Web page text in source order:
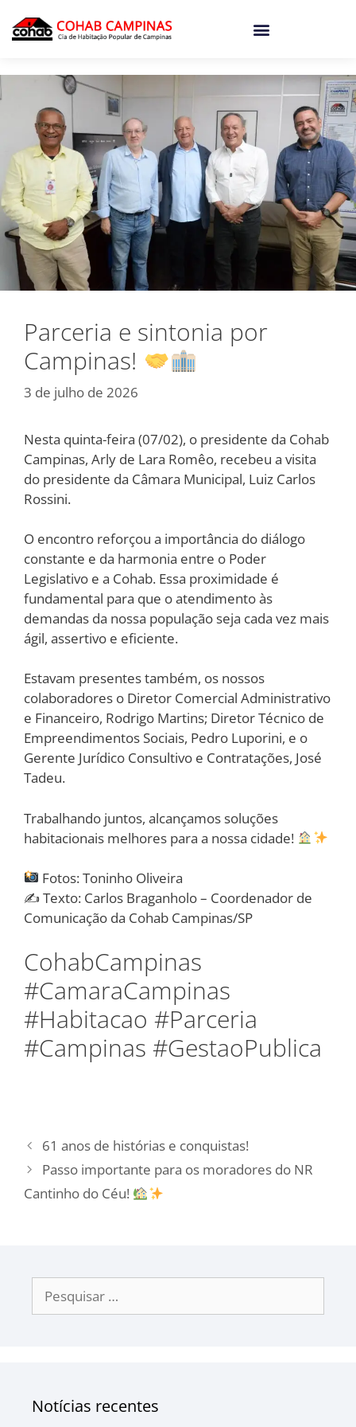
conteúdo
Parceria e sintonia por
Campinas!
3 de julho de 2026
Nesta quinta-feira (07/02), o presidente da Cohab
Campinas, Arly de Lara Romêo, recebeu a visita
do presidente da Câmara Municipal, Luiz Carlos
Rossini.
O encontro reforçou a importância do diálogo
constante e da harmonia entre o Poder
Legislativo e a Cohab. Essa proximidade é
fundamental para que o atendimento às
demandas da nossa população seja cada vez mais
ágil, assertivo e eficiente.
Estavam presentes também, os nossos
colaboradores o Diretor Comercial Administrativo
e Financeiro, Rodrigo Martins; Diretor Técnico de
Empreendimentos Sociais, Pedro Luporini, e o
Gerente Jurídico Consultivo e Contratações, José
Tadeu.
Trabalhando juntos, alcançamos soluções
habitacionais melhores para a nossa cidade!
Fotos: Toninho Oliveira
✍️ Texto: Carlos Braganholo – Coordenador de
Comunicação da Cohab Campinas/SP
CohabCampinas
#CamaraCampinas
#Habitacao #Parceria
#Campinas #GestaoPublica
61 anos de histórias e conquistas!
Passo importante para os moradores do NR
Cantinho do Céu!
Notícias recentes